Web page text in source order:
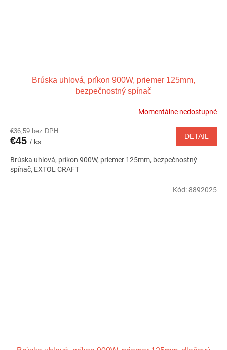
Brúska uhlová, príkon 900W, priemer 125mm,
bezpečnostný spínač
Momentálne nedostupné
€36,59 bez DPH
€45 / ks
DETAIL
Brúska uhlová, príkon 900W, priemer 125mm, bezpečnostný
spínač, EXTOL CRAFT
Kód: 8892025